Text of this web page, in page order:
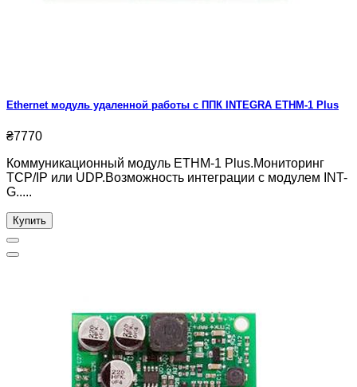
Ethernet модуль удаленной работы с ППК INTEGRA ETHM-1 Plus
₴7770
Коммуникационный модуль ETHM-1 Plus.Мониторинг
TCP/IP или UDP.Возможность интеграции с модулем INT-
G.....
Купить